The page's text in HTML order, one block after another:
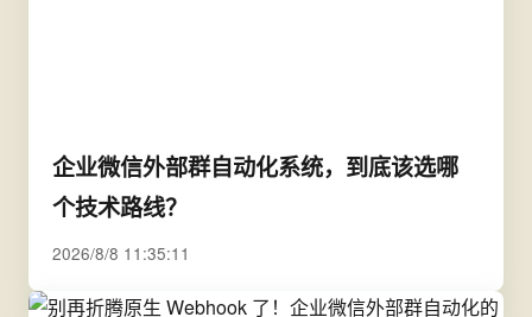
企业微信外部群自动化系统，到底该选哪
个技术路线？
2026/8/8 11:35:11